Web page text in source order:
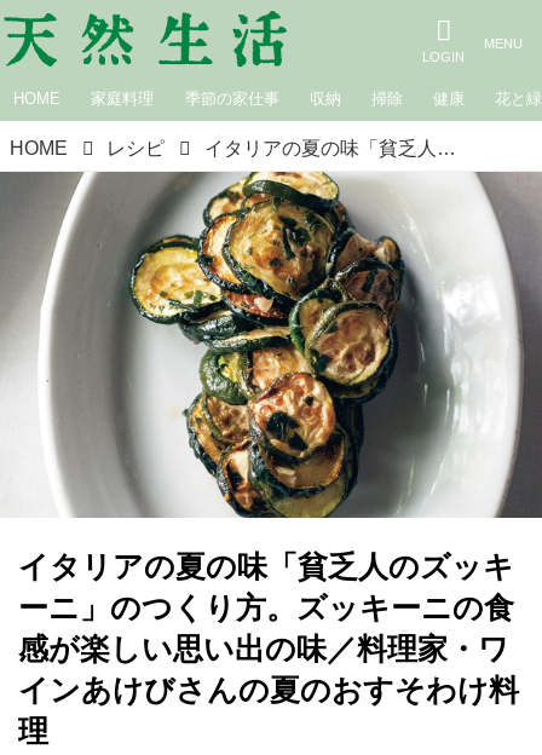
HOME 家庭料理 季節の家仕事 収納 掃除 健康 花と緑
HOME レシピ イタリアの夏の味「貧乏人のズッキーニ」のつくり方。ズッキーニの食感が楽しい思い出の味／料理家・ワインあけびさんの夏のおすそわけ料理
イタリアの夏の味「貧乏人のズッキ
ーニ」のつくり方。ズッキーニの食
感が楽しい思い出の味／料理家・ワ
インあけびさんの夏のおすそわけ料
理